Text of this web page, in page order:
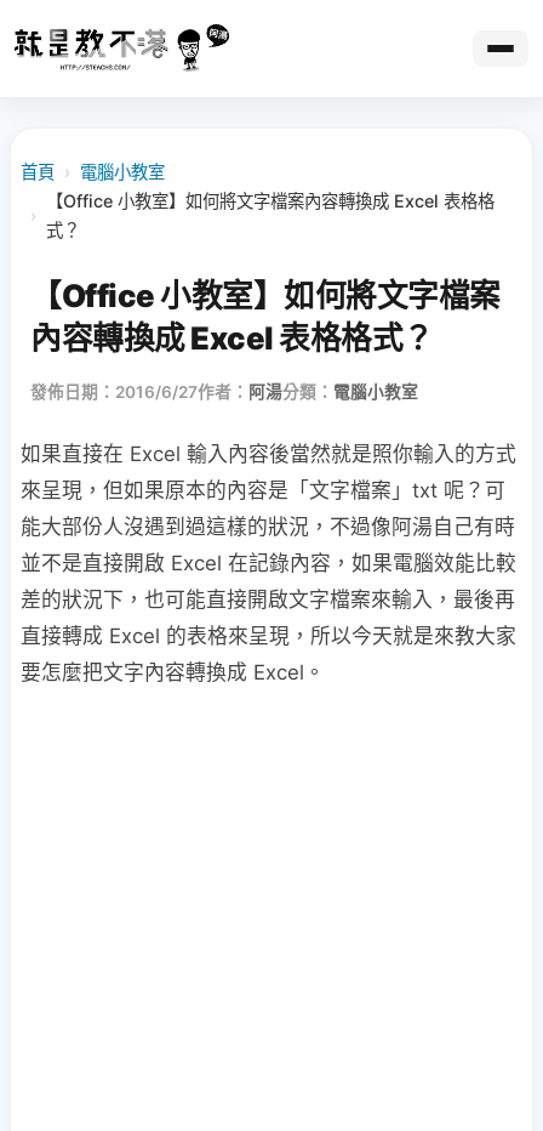
首頁 › 電腦小教室
›
【Office 小教室】如何將文字檔案內容轉換成 Excel 表格格
式？
【Office 小教室】如何將文字檔案
內容轉換成 Excel 表格格式？
發佈日期：2016/6/27作者： 阿湯分類： 電腦小教室
如果直接在 Excel 輸入內容後當然就是照你輸入的方式
來呈現，但如果原本的內容是「文字檔案」txt 呢？可
能大部份人沒遇到過這樣的狀況，不過像阿湯自己有時
並不是直接開啟 Excel 在記錄內容，如果電腦效能比較
差的狀況下，也可能直接開啟文字檔案來輸入，最後再
直接轉成 Excel 的表格來呈現，所以今天就是來教大家
要怎麼把文字內容轉換成 Excel。